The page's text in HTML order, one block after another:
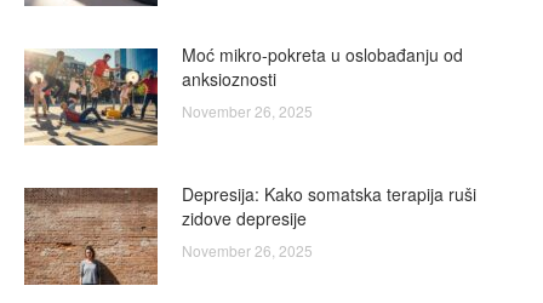
Moć mikro-pokreta u oslobađanju od
anksioznosti
November 26, 2025
Depresija: Kako somatska terapija ruši
zidove depresije
November 26, 2025